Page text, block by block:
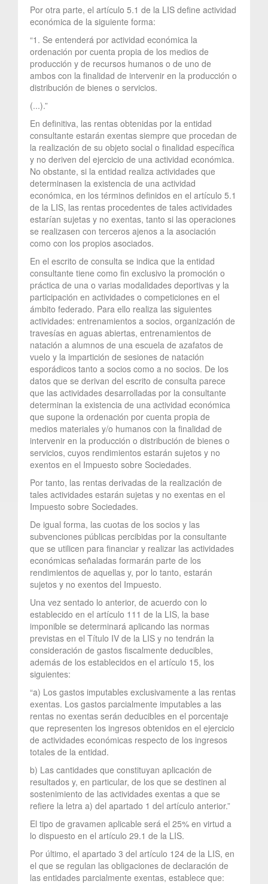
Por otra parte, el artículo 5.1 de la LIS define actividad
económica de la siguiente forma:
“1. Se entenderá por actividad económica la
ordenación por cuenta propia de los medios de
producción y de recursos humanos o de uno de
ambos con la finalidad de intervenir en la producción o
distribución de bienes o servicios.
(...).”
En definitiva, las rentas obtenidas por la entidad
consultante estarán exentas siempre que procedan de
la realización de su objeto social o finalidad específica
y no deriven del ejercicio de una actividad económica.
No obstante, si la entidad realiza actividades que
determinasen la existencia de una actividad
económica, en los términos definidos en el artículo 5.1
de la LIS, las rentas procedentes de tales actividades
estarían sujetas y no exentas, tanto si las operaciones
se realizasen con terceros ajenos a la asociación
como con los propios asociados.
En el escrito de consulta se indica que la entidad
consultante tiene como fin exclusivo la promoción o
práctica de una o varias modalidades deportivas y la
participación en actividades o competiciones en el
ámbito federado. Para ello realiza las siguientes
actividades: entrenamientos a socios, organización de
travesías en aguas abiertas, entrenamientos de
natación a alumnos de una escuela de azafatos de
vuelo y la impartición de sesiones de natación
esporádicos tanto a socios como a no socios. De los
datos que se derivan del escrito de consulta parece
que las actividades desarrolladas por la consultante
determinan la existencia de una actividad económica
que supone la ordenación por cuenta propia de
medios materiales y/o humanos con la finalidad de
intervenir en la producción o distribución de bienes o
servicios, cuyos rendimientos estarán sujetos y no
exentos en el Impuesto sobre Sociedades.
Por tanto, las rentas derivadas de la realización de
tales actividades estarán sujetas y no exentas en el
Impuesto sobre Sociedades.
De igual forma, las cuotas de los socios y las
subvenciones públicas percibidas por la consultante
que se utilicen para financiar y realizar las actividades
económicas señaladas formarán parte de los
rendimientos de aquellas y, por lo tanto, estarán
sujetos y no exentos del Impuesto.
Una vez sentado lo anterior, de acuerdo con lo
establecido en el artículo 111 de la LIS, la base
imponible se determinará aplicando las normas
previstas en el Título IV de la LIS y no tendrán la
consideración de gastos fiscalmente deducibles,
además de los establecidos en el artículo 15, los
siguientes:
“a) Los gastos imputables exclusivamente a las rentas
exentas. Los gastos parcialmente imputables a las
rentas no exentas serán deducibles en el porcentaje
que representen los ingresos obtenidos en el ejercicio
de actividades económicas respecto de los ingresos
totales de la entidad.
b) Las cantidades que constituyan aplicación de
resultados y, en particular, de los que se destinen al
sostenimiento de las actividades exentas a que se
refiere la letra a) del apartado 1 del artículo anterior.”
El tipo de gravamen aplicable será el 25% en virtud a
lo dispuesto en el artículo 29.1 de la LIS.
Por último, el apartado 3 del artículo 124 de la LIS, en
el que se regulan las obligaciones de declaración de
las entidades parcialmente exentas, establece que: